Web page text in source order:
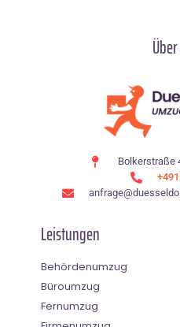
Bolkerstraße
Leistungen
Behördenumzug
Büroumzug
Fernumzug